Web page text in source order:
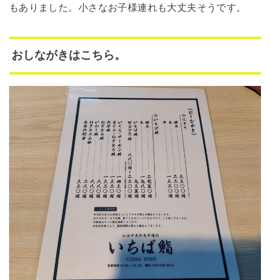
もありました。小さなお子様連れも大丈夫そうです。
おしながきはこちら。